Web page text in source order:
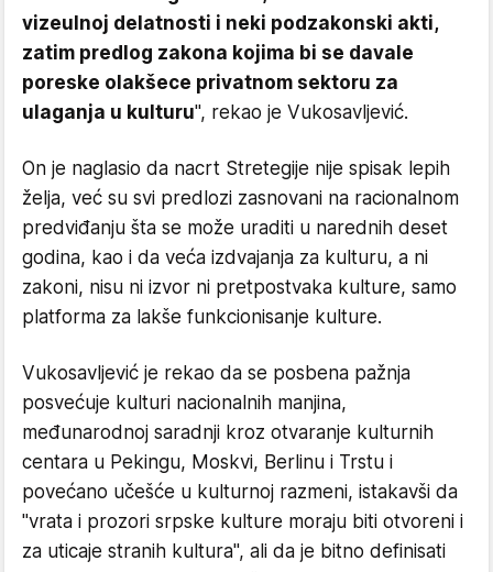
vizeulnoj delatnosti i neki podzakonski akti,
zatim predlog zakona kojima bi se davale
poreske olakšece privatnom sektoru za
ulaganja u kulturu", rekao je Vukosavljević.
On je naglasio da nacrt Stretegije nije spisak lepih
želja, već su svi predlozi zasnovani na racionalnom
predviđanju šta se može uraditi u narednih deset
godina, kao i da veća izdvajanja za kulturu, a ni
zakoni, nisu ni izvor ni pretpostvaka kulture, samo
platforma za lakše funkcionisanje kulture.
Vukosavljević je rekao da se posbena pažnja
posvećuje kulturi nacionalnih manjina,
međunarodnoj saradnji kroz otvaranje kulturnih
centara u Pekingu, Moskvi, Berlinu i Trstu i
povećano učešće u kulturnoj razmeni, istakavši da
"vrata i prozori srpske kulture moraju biti otvoreni i
za uticaje stranih kultura", ali da je bitno definisati